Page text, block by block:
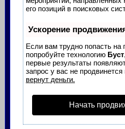
его позиций в поисковых
Ускорение
Если вам трудно попасть на
попробуйте технологию Буст
первые результаты
запрос у вас не
вернут деньги.
Начать